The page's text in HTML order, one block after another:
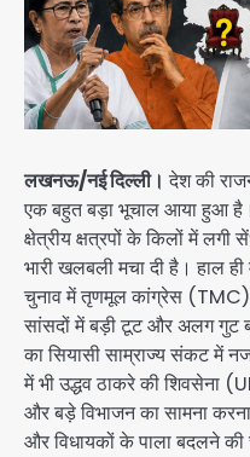
लखनऊ/नई दिल्ली। देश की
एक बहुत बड़ा भूचाल आया हुआ
क्षेत्रीय क्षत्रपों के किलों में
भारी खलबली मचा दी है। हाल
चुनाव में तृणमूल कांग्रेस (TMC)
सांसदों में बड़ी टूट और अलग गुट
का सियासी साम्राज्य संकट में
में भी उद्धव ठाकरे की शिवसेना
और बड़े विभाजन का सामना
और विधायकों के पाला बदलने की